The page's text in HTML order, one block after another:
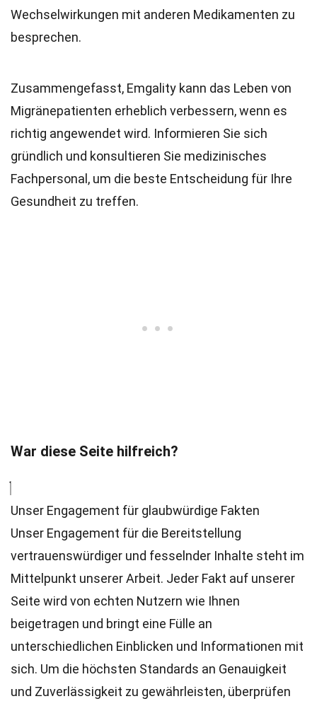
Wechselwirkungen mit anderen Medikamenten zu
besprechen.
Zusammengefasst, Emgality kann das Leben von
Migränepatienten erheblich verbessern, wenn es
richtig angewendet wird. Informieren Sie sich
gründlich und konsultieren Sie medizinisches
Fachpersonal, um die beste Entscheidung für Ihre
Gesundheit zu treffen.
War diese Seite hilfreich?
Unser Engagement für glaubwürdige Fakten
Unser Engagement für die Bereitstellung
vertrauenswürdiger und fesselnder Inhalte steht im
Mittelpunkt unserer Arbeit. Jeder Fakt auf unserer
Seite wird von echten Nutzern wie Ihnen
beigetragen und bringt eine Fülle an
unterschiedlichen Einblicken und Informationen mit
sich. Um die höchsten Standards an Genauigkeit
und Zuverlässigkeit zu gewährleisten, überprüfen